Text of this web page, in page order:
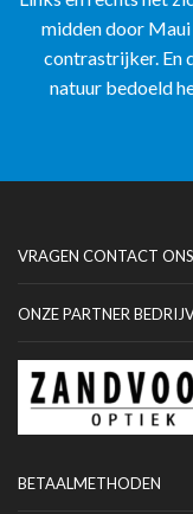
midden door Maui
contrastrijker. En
natuur bedoeld
VRAGEN CONTACT
ONZE PARTNER
BETAALMETHODEN